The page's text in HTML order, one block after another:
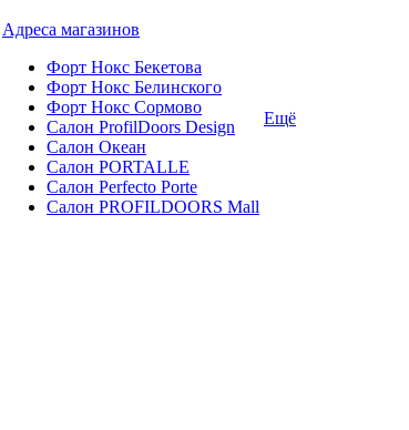
Адреса магазинов
Форт Нокс Бекетова
Форт Нокс Белинского
Форт Нокс Сормово
Салон ProfilDoors Design
Салон Океан
Салон PORTALLE
Салон Perfecto Portе
Салон PROFILDOORS Mall
Ещё